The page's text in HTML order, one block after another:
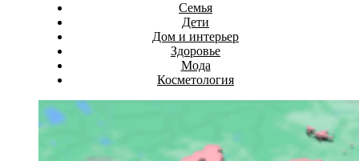
Семья
Дети
Дом и интерьер
Здоровье
Мода
Косметология